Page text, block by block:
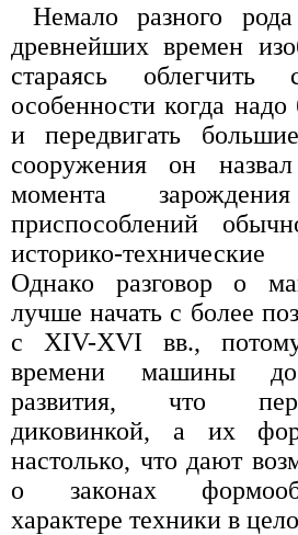
Немало разного
древнейших времен
стараясь
особенности когда
и передвигать
сооружения он
момента
приспособлений
историко-
Однако разговор о
лучше начать с более
с XIV-XVI вв.,
времени машины
развития, что
диковинкой, а их
настолько, что дают
о законах
характере техники в